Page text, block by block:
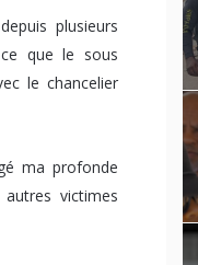
plusieurs
ce que le sous
le chancelier
ma profonde
victimes